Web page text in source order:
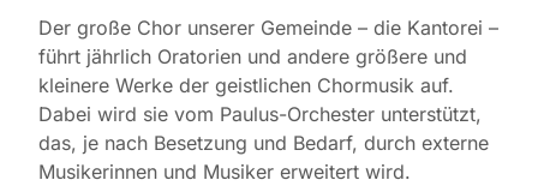
Der große Chor unserer Gemeinde – die Kantorei –
führt jährlich Oratorien und andere größere und
kleinere Werke der geistlichen Chormusik auf.
Dabei wird sie vom Paulus-Orchester unterstützt,
das, je nach Besetzung und Bedarf, durch externe
Musikerinnen und Musiker erweitert wird.